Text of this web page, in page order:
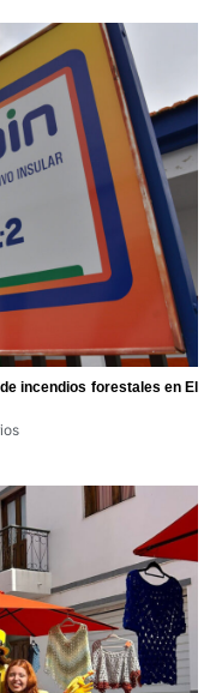
incendios forestales en El